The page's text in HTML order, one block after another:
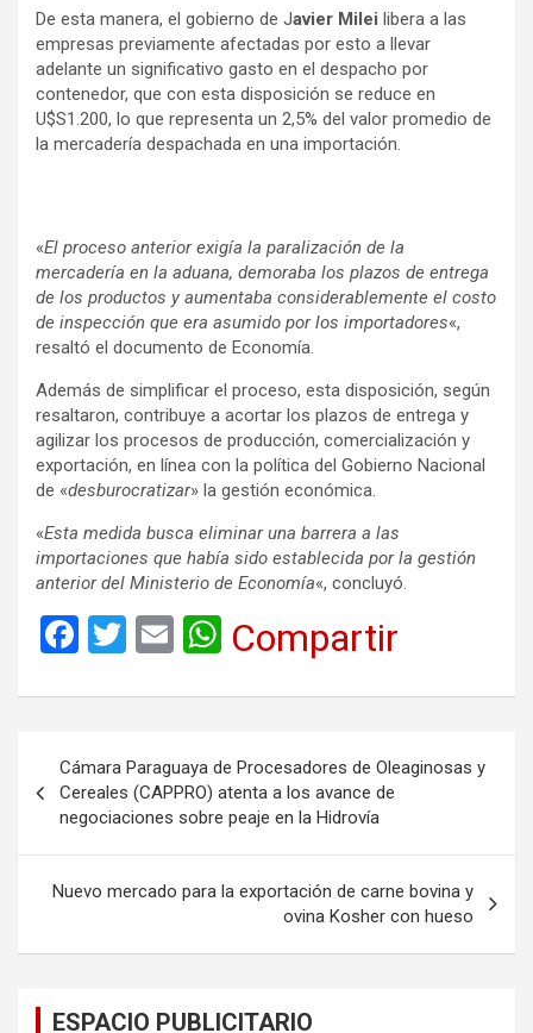
De esta manera, el gobierno de Javier Milei libera a las
empresas previamente afectadas por esto a llevar
adelante un significativo gasto en el despacho por
contenedor, que con esta disposición se reduce en
U$S1.200, lo que representa un 2,5% del valor promedio de
la mercadería despachada en una importación.
«El proceso anterior exigía la paralización de la
mercadería en la aduana, demoraba los plazos de entrega
de los productos y aumentaba considerablemente el costo
de inspección que era asumido por los importadores«,
resaltó el documento de Economía.
Además de simplificar el proceso, esta disposición, según
resaltaron, contribuye a acortar los plazos de entrega y
agilizar los procesos de producción, comercialización y
exportación, en línea con la política del Gobierno Nacional
de «desburocratizar» la gestión económica.
«Esta medida busca eliminar una barrera a las
importaciones que había sido establecida por la gestión
anterior del Ministerio de Economía«, concluyó.
F
ce
b
o
o
k
T
tt
er
E
ail
W
at
s
A
p
p
Compartir
de
entradas
Cámara Paraguaya de Procesadores de Oleaginosas y
Cereales (CAPPRO) atenta a los avance de
negociaciones sobre peaje en la Hidrovía
Nuevo mercado para la exportación de carne bovina y
ovina Kosher con hueso
ESPACIO PUBLICITARIO